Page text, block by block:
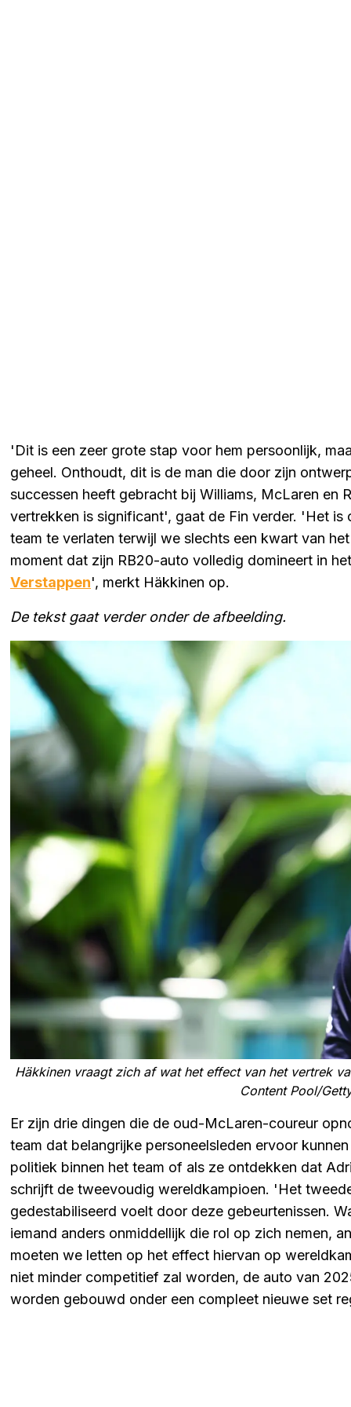
'Dit is een zeer grote stap voor hem persoonlijk,
geheel. Onthoudt, dit is de man die door zijn
successen heeft gebracht bij Williams, McLaren en
vertrekken is significant', gaat de Fin verder. 'Het
team te verlaten terwijl we slechts een kwart van
moment dat zijn RB20-auto volledig domineert in
Verstappen', merkt Häkkinen op.
De tekst gaat verder onder de afbeelding.
Häkkinen vraagt zich af wat het effect van het vertrek
Content Pool/
Er zijn drie dingen die de oud-McLaren-coureur
team dat belangrijke personeelsleden ervoor
politiek binnen het team of als ze ontdekken dat
schrijft de tweevoudig wereldkampioen. 'Het
gedestabiliseerd voelt door deze gebeurtenissen.
iemand anders onmiddellijk die rol op zich nemen,
moeten we letten op het effect hiervan op
niet minder competitief zal worden, de auto van
worden gebouwd onder een compleet nieuwe set